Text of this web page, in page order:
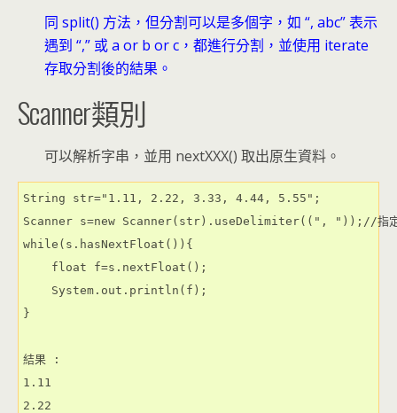
同 split() 方法，但分割可以是多個字，如 “, abc” 表示
遇到 “,” 或 a or b or c，都進行分割，並使用 iterate
存取分割後的結果。
Scanner類別
可以解析字串，並用 nextXXX() 取出原生資料。
String str="1.11, 2.22, 3.33, 4.44, 5.55";
Scanner s=new Scanner(str).useDelimiter((", "));//指定
while(s.hasNextFloat()){
    float f=s.nextFloat();
    System.out.println(f);
}
結果 :
1.11
2.22